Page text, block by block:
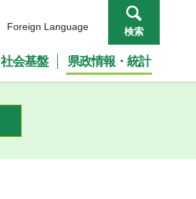
Foreign Language 検索
社会基盤 県政情報・統計